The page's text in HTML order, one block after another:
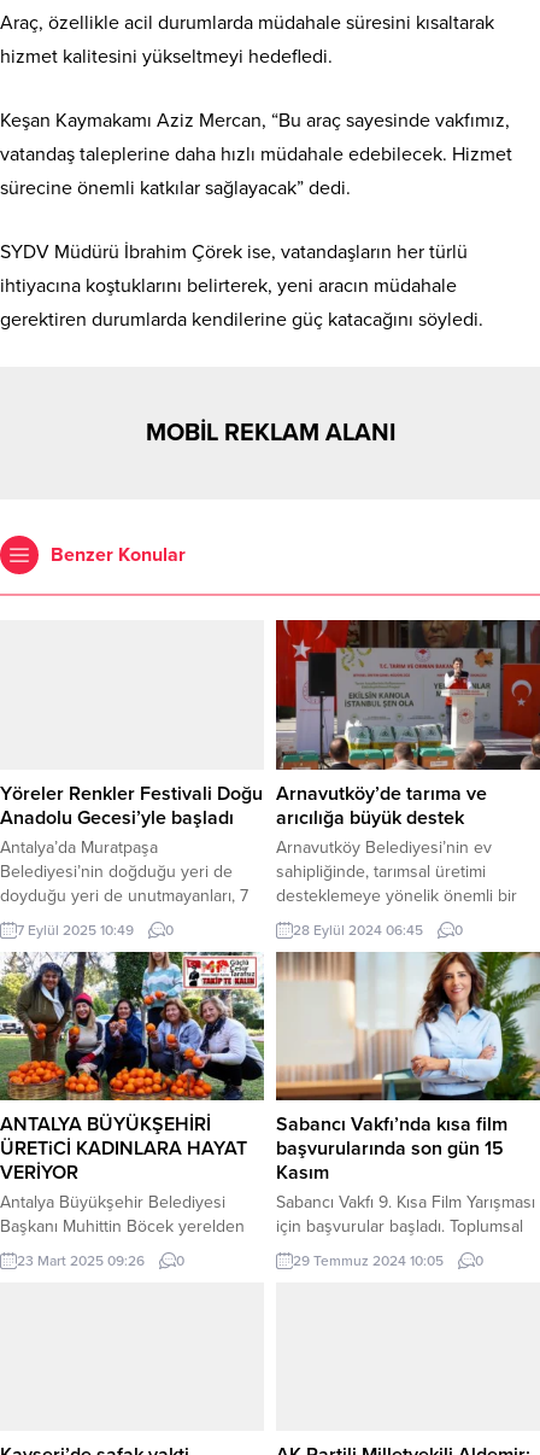
Araç, özellikle acil durumlarda müdahale süresini kısaltarak
hizmet kalitesini yükseltmeyi hedefledi.
Keşan Kaymakamı Aziz Mercan, “Bu araç sayesinde vakfımız,
vatandaş taleplerine daha hızlı müdahale edebilecek. Hizmet
sürecine önemli katkılar sağlayacak” dedi.
SYDV Müdürü İbrahim Çörek ise, vatandaşların her türlü
ihtiyacına koştuklarını belirterek, yeni aracın müdahale
gerektiren durumlarda kendilerine güç katacağını söyledi.
MOBİL REKLAM ALANI
Benzer Konular
Yöreler Renkler Festivali Doğu
Anadolu Gecesi’yle başladı
Antalya’da Muratpaşa
Belediyesi’nin doğduğu yeri de
doyduğu yeri de unutmayanları, 7
bölgesiyle Türkiye’nin tüm
renklerini buluşturduğu “9. Yöreler
Renkler Festivali” Doğu Anadolu
Gecesi’yle başladı. ANTALYA (İGFA)
– Türk halk müziğinin güçlü sesi
Sabahat Akkiraz’ın sahne aldığı
gecede Muratpaşa Belediye
Başkanı Ümit Uysal, “Türkiye dertli,
insanlarımız dertli. O dertleri bir
günde...
7 Eylül 2025 10:49 0
Arnavutköy’de tarıma ve
arıcılığa büyük destek
Arnavutköy Belediyesi’nin ev
sahipliğinde, tarımsal üretimi
desteklemeye yönelik önemli bir
etkinlik gerçekleştirildi. Vali
Yardımcısı Cengiz Karabulut, İl
Tarım Müdürü Suat Parıldar ve
Arnavutköy Belediye Başkanı
Mustafa Candaroğlu’nun katıldığı
bu etkinlikte, bölge çiftçilerine ve
arıcılarına değerli katkılar sunuldu.
Enver GÜLER / İSTANBUL (İGFA) –
Tarım ve Orman Bakanlığı’nın
destekleriyle yürütülen proje...
28 Eylül 2024 06:45 0
ANTALYA BÜYÜKŞEHİRİ
ÜRETiCİ KADINLARA HAYAT
VERİYOR
Antalya Büyükşehir Belediyesi
Başkanı Muhittin Böcek yerelden
kalkınma projeleri kapsamında
kooperatiflerine destek vererek iş
el emekleriyle yöresel lezzetler
23 Mart 2025 09:26 0
Sabancı Vakfı’nda kısa film
başvurularında son gün 15
Kasım
Sabancı Vakfı 9. Kısa Film Yarışması
için başvurular başladı. Toplumsal
konuları sanatın gücüyle ve yaratıcı
bakış açısıyla bir araya getiren Kısa
Kısa Film Yarışması’nın...
29 Temmuz 2024 10:05 0